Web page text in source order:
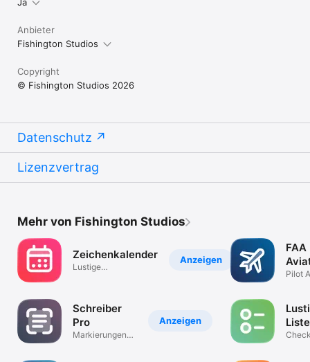
Anbieter
Fishington Studios
Copyright
© Fishington Studios 2026
Datenschutz
Lizenzvertrag
Mehr von Fishington Studios
Anzeigen
Zeichenkalender
Lustige
Anzeigen
Schreiber
Pro
Markierungen
FAA
Pilot